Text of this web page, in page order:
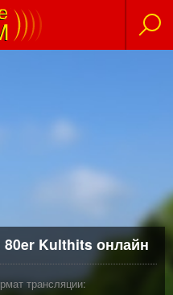
Kulthits онлайн
трансляции: